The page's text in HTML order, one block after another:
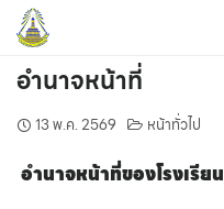
Skip
content
อำนาจหน้าที่
13 พ.ค. 2569 หน้าทั่วไป
อำนาจหน้าที่ของโรงเรี